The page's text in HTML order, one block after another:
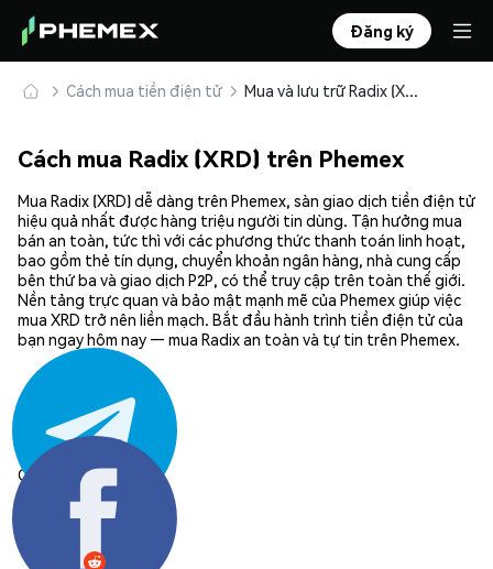
Đăng ký
Cách mua tiền điện tử Mua và lưu trữ Radix (XRD) an toàn
Cách mua Radix (XRD) trên Phemex
Mua Radix (XRD) dễ dàng trên Phemex, sàn giao dịch tiền điện tử
hiệu quả nhất được hàng triệu người tin dùng. Tận hưởng mua
bán an toàn, tức thì với các phương thức thanh toán linh hoạt,
bao gồm thẻ tín dụng, chuyển khoản ngân hàng, nhà cung cấp
bên thứ ba và giao dịch P2P, có thể truy cập trên toàn thế giới.
Nền tảng trực quan và bảo mật mạnh mẽ của Phemex giúp việc
mua XRD trở nên liền mạch. Bắt đầu hành trình tiền điện tử của
bạn ngay hôm nay — mua Radix an toàn và tự tin trên Phemex.
Chia sẻ: